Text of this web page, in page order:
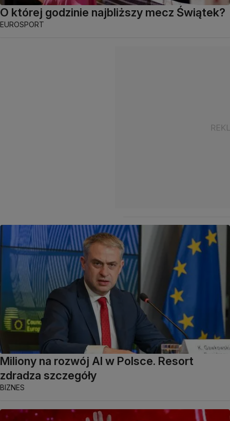
O której godzinie najbliższy mecz Świątek?
EUROSPORT
Miliony na rozwój AI w Polsce. Resort
zdradza szczegóły
BIZNES